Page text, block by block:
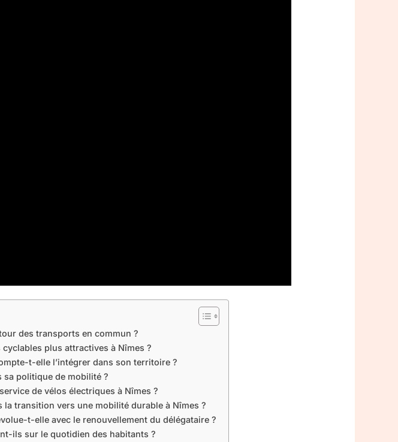
des transports en commun ?
plus attractives à Nîmes ?
t-elle l’intégrer dans son territoire ?
sa politique de mobilité ?
de vélos électriques à Nîmes ?
la transition vers une mobilité durable à Nîmes ?
t-elle avec le renouvellement du délégataire ?
ils sur le quotidien des habitants ?